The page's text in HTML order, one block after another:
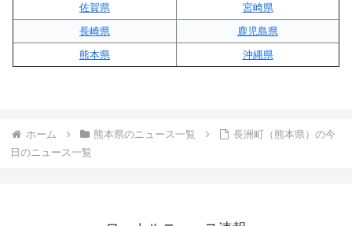
佐賀県
宮崎県
長崎県
鹿児島県
熊本県
沖縄県
ホーム 熊本県のニュース一覧
長洲町（熊本県）の今
日のニュース一覧